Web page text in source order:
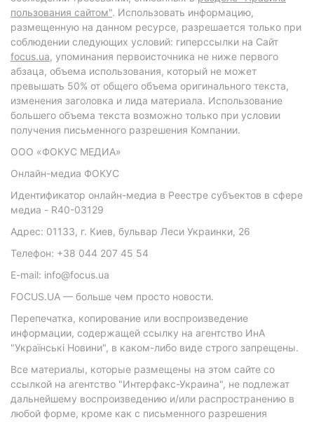
пользования сайтом". Использовать информацию,
размещенную на данном ресурсе, разрешается только при
соблюдении следующих условий: гиперссылки на Сайт
focus.ua, упоминания первоисточника не ниже первого
абзаца, объема использования, который не может
превышать 50% от общего объема оригинального текста,
изменения заголовка и лида материала. Использование
большего объема текста возможно только при условии
получения письменного разрешения Компании.
ООО «ФОКУС МЕДИА»
Онлайн-медиа ФОКУС
Идентификатор онлайн-медиа в Реестре субъектов в сфере
медиа - R40-03129
Адрес: 01133, г. Киев, бульвар Леси Украинки, 26
Телефон: +38 044 207 45 54
E-mail: info@focus.ua
FOCUS.UA — больше чем просто новости.
Перепечатка, копирование или воспроизведение
информации, содержащей ссылку на агентство ИнА
"Українські Новини", в каком-либо виде строго запрещены.
Все материалы, которые размещены на этом сайте со
ссылкой на агентство "Интерфакс-Украина", не подлежат
дальнейшему воспроизведению и/или распространению в
любой форме, кроме как с письменного разрешения